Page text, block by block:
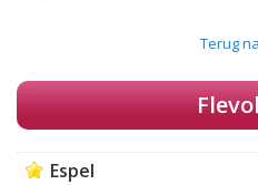
Terug
Espel